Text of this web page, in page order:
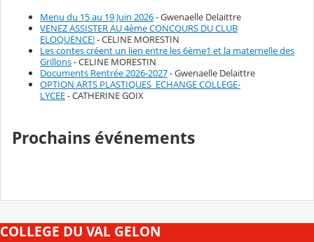
Menu du 15 au 19 Juin 2026- Gwenaelle Delaittre
VENEZ ASSISTER AU 4ème CONCOURS DU CLUB
ELOQUENCE!- CELINE MORESTIN
Les contes créent un lien entre les 6ème1 et la maternelle des
Grillons- CELINE MORESTIN
Documents Rentrée 2026-2027- Gwenaelle Delaittre
OPTION ARTS PLASTIQUES_ECHANGE COLLEGE-
LYCEE- CATHERINE GOIX
Prochains événements
COLLEGE DU VAL GELON